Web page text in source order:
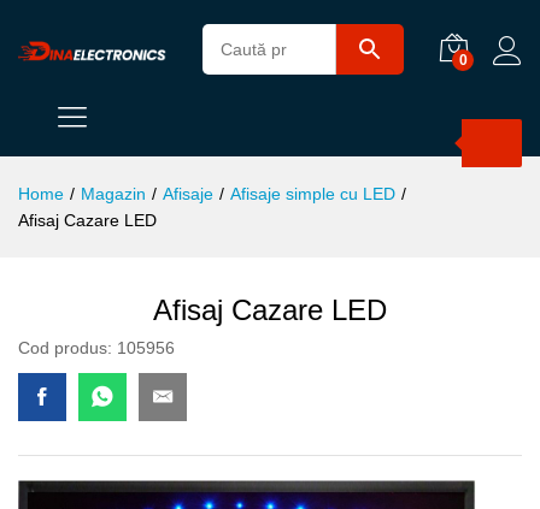
0
Home / Magazin / Afisaje / Afisaje simple cu LED /
Afisaj Cazare LED
Afisaj Cazare LED
Cod produs: 105956